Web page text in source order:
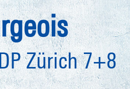
Zürich 7+8